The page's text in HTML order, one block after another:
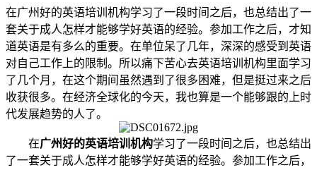
在广州好的英语培训机构学习了一段时间之后，也总结出了一
套关于成人怎样才能够学好英语的经验。参加工作之后，才知
道英语是有多么的重要。在单位呆了几年，深深的感受到英语
对自己工作上的限制。所以痛下苦心去英语培训机构里面学习
了几个月，在这个期间虽然遇到了很多困难，但是挺过来之后
收获很多。在经济全球化的今天，我也算是一个能够跟的上时
代发展趋势的人了。
在广州好的英语培训机构学习了一段时间之后，也总结出
了一套关于成人怎样才能够学好英语的经验。参加工作之后，